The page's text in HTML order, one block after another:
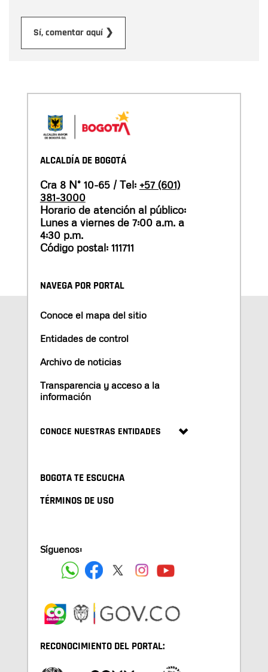
Sí, comentar aquí ❯
ALCALDÍA DE BOGOTÁ
Cra 8 N° 10-65 / Tel: +57 (601)
381-3000
Horario de atención al público:
Lunes a viernes de 7:00 a.m. a
4:30 p.m.
Código postal: 111711
NAVEGA POR PORTAL
Conoce el mapa del sitio
Entidades de control
Archivo de noticias
Transparencia y acceso a la
información
CONOCE NUESTRAS ENTIDADES
BOGOTA TE ESCUCHA
TÉRMINOS DE USO
Síguenos:
RECONOCIMIENTO DEL PORTAL: